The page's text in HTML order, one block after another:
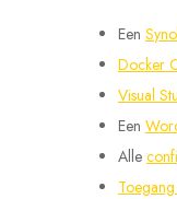
Een
Docker
Visual
Een
Alle